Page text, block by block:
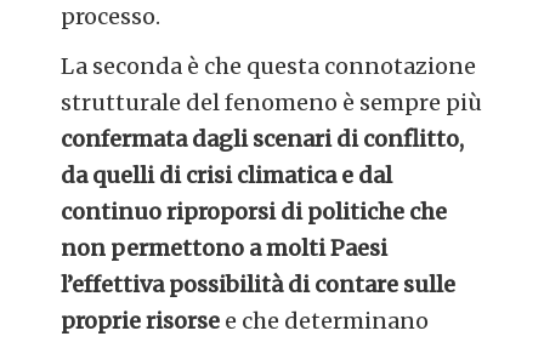
processo.
La seconda è che questa connotazione
strutturale del fenomeno è sempre più
confermata dagli scenari di conflitto,
da quelli di crisi climatica e dal
continuo riproporsi di politiche che
non permettono a molti Paesi
l’effettiva possibilità di contare sulle
proprie risorse e che determinano